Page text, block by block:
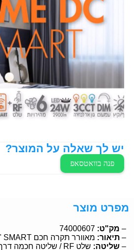
יש לך שאלה על המוצר?
פנה בוואטסאפ
מפרט מוצר
– מק"ט:
– תיאור: מאוורר תקרה חכם ROME 52" SMART
– שליטה: